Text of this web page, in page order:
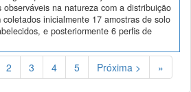
na natureza com a distribuição
inicialmente 17 amostras de solo
e posteriormente 6 perfis de
2 3 4 5 Próxima > »